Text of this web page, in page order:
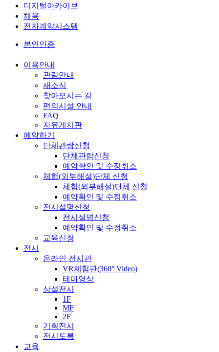
디지털아카이브
채용
전자계약시스템
본인인증
이용안내
관람안내
새소식
찾아오시는 길
편의시설 안내
FAQ
자유게시판
예약하기
단체관람신청
단체관람신청
예약확인 및 수정취소
체험(외부해설)단체 신청
체험(외부해설)단체 신청
예약확인 및 수정취소
전시설명신청
전시설명신청
예약확인 및 수정취소
교육신청
전시
온라인 전시관
VR체험관(360° Video)
테마영상
상설전시
1F
MF
2F
기획전시
전시도록
교육